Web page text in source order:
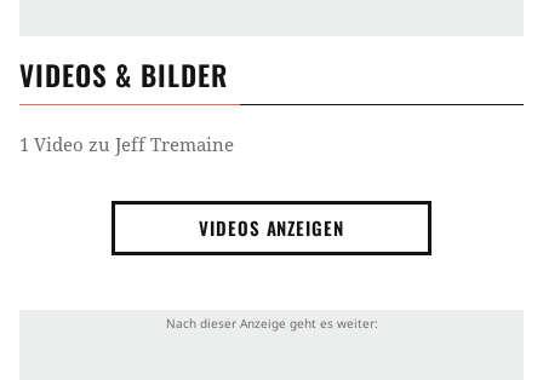
VIDEOS & BILDER
1 Video zu Jeff Tremaine
VIDEOS ANZEIGEN